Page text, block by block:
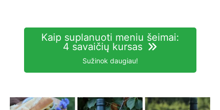
Kaip suplanuoti meniu šeimai:
4 savaičių kursas
Sužinok daugiau!